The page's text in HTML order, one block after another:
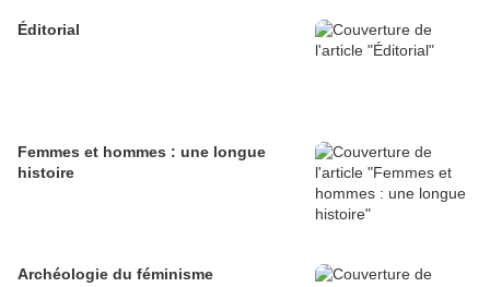
Éditorial
Femmes et hommes : une longue
histoire
Archéologie du féminisme